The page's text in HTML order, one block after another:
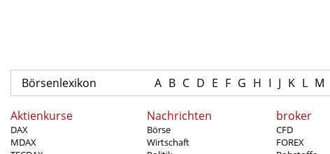
Börsenlexikon A B C D E F G H I J K L M
Aktienkurse
DAX
MDAX
Nachrichten
Börse
Wirtschaft
broker
CFD
FOREX